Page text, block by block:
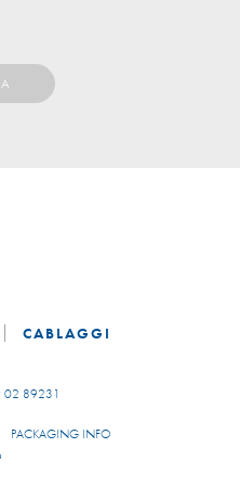
CABLAGGI
02 89231
PACKAGING INFO